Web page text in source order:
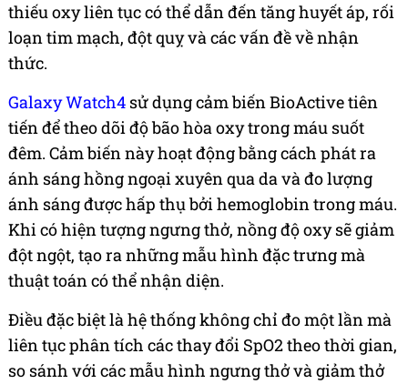
thiếu oxy liên tục có thể dẫn đến tăng huyết áp, rối
loạn tim mạch, đột quỵ và các vấn đề về nhận
thức.
Galaxy Watch4 sử dụng cảm biến BioActive tiên
tiến để theo dõi độ bão hòa oxy trong máu suốt
đêm. Cảm biến này hoạt động bằng cách phát ra
ánh sáng hồng ngoại xuyên qua da và đo lượng
ánh sáng được hấp thụ bởi hemoglobin trong máu.
Khi có hiện tượng ngưng thở, nồng độ oxy sẽ giảm
đột ngột, tạo ra những mẫu hình đặc trưng mà
thuật toán có thể nhận diện.
Điều đặc biệt là hệ thống không chỉ đo một lần mà
liên tục phân tích các thay đổi SpO2 theo thời gian,
so sánh với các mẫu hình ngưng thở và giảm thở